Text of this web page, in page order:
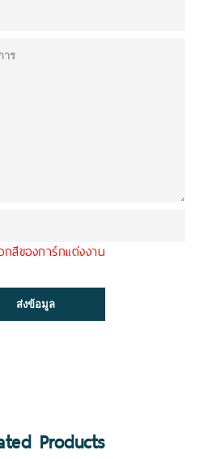
สีของการ์กแต่งงาน
Products